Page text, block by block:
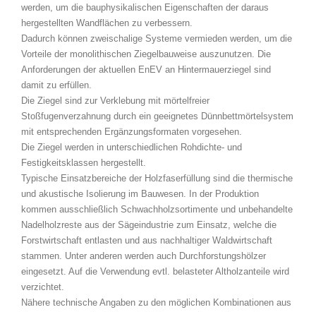
werden, um die bauphysikalischen Eigenschaften der daraus
hergestellten Wandflächen zu verbessern.
Dadurch können zweischalige Systeme vermieden werden, um die
Vorteile der monolithischen Ziegelbauweise auszunutzen. Die
Anforderungen der aktuellen EnEV an Hintermauerziegel sind
damit zu erfüllen.
Die Ziegel sind zur Verklebung mit mörtelfreier
Stoßfugenverzahnung durch ein geeignetes Dünnbettmörtelsystem
mit entsprechenden Ergänzungsformaten vorgesehen.
Die Ziegel werden in unterschiedlichen Rohdichte- und
Festigkeitsklassen hergestellt.
Typische Einsatzbereiche der Holzfaserfüllung sind die thermische
und akustische Isolierung im Bauwesen. In der Produktion
kommen ausschließlich Schwachholzsortimente und unbehandelte
Nadelholzreste aus der Sägeindustrie zum Einsatz, welche die
Forstwirtschaft entlasten und aus nachhaltiger Waldwirtschaft
stammen. Unter anderen werden auch Durchforstungshölzer
eingesetzt. Auf die Verwendung evtl. belasteter Altholzanteile wird
verzichtet.
Nähere technische Angaben zu den möglichen Kombinationen aus